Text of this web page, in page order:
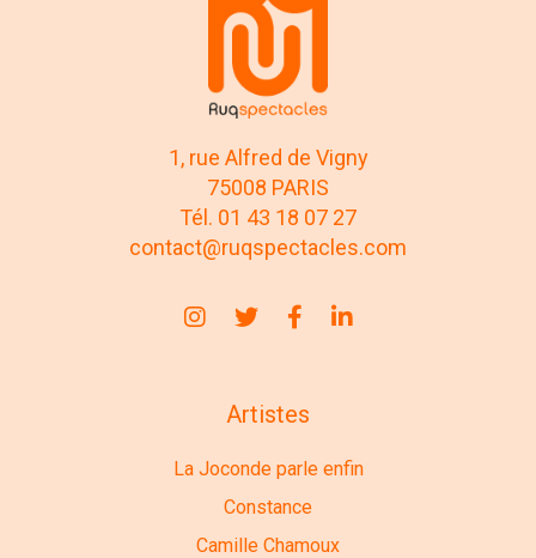
1, rue Alfred de Vigny
75008 PARIS
Tél. 01 43 18 07 27
contact@ruqspectacles.com
Artistes
La Joconde parle enfin
Constance
Camille Chamoux